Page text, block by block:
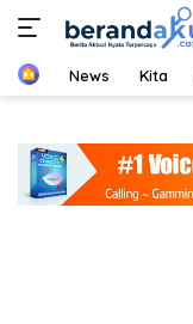
konten
HomeNews Kita